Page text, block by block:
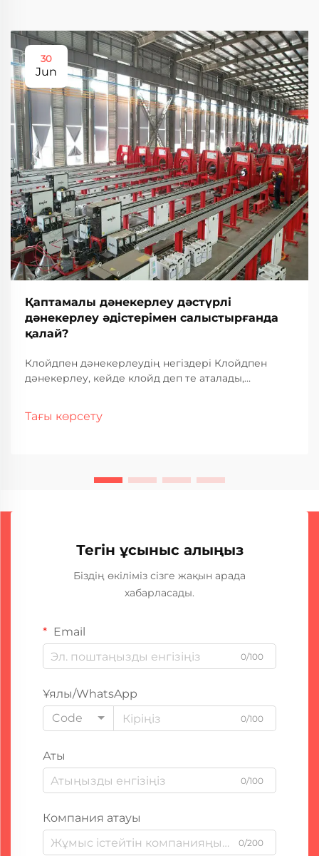
30
Jun
Қаптамалы дәнекерлеу дәстүрлі
дәнекерлеу әдістерімен салыстырғанда
қалай?
Клойдпен дәнекерлеудің негіздері Клойдпен
дәнекерлеу, кейде клойд деп те аталады,
металдарды біріктіруді қамтиды. Те...
Тағы көрсету
Тегін ұсыныс алыңыз
Біздің өкіліміз сізге жақын арада
хабарласады.
Email
0/100
Ұялы/WhatsApp
Code
0/100
Аты
0/100
Компания атауы
0/200